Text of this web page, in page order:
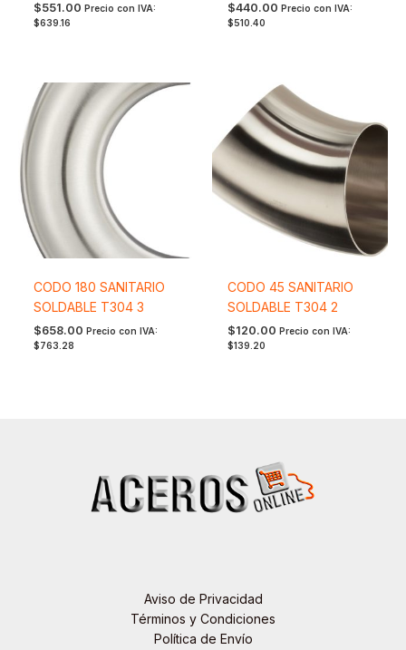
$551.00 Precio con IVA:
$639.16
$440.00 Precio con IVA:
$510.40
CODO 180 SANITARIO
SOLDABLE T304 3
$658.00 Precio con IVA:
$763.28
CODO 45 SANITARIO
SOLDABLE T304 2
$120.00 Precio con IVA:
$139.20
Aviso de Privacidad
Términos y Condiciones
Política de Envío